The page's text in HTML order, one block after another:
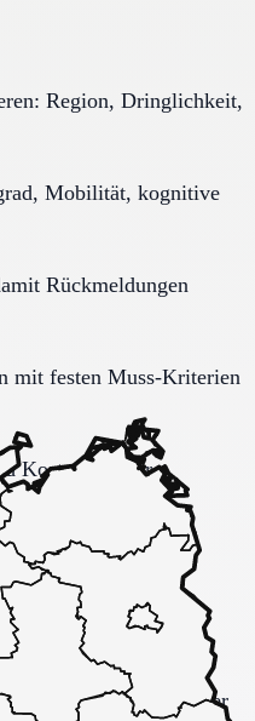
Region, Dringlichkeit,
Mobilität, kognitive
Rückmeldungen
mit festen Muss-Kriterien
Kosten vor der
bei Unruhe oder